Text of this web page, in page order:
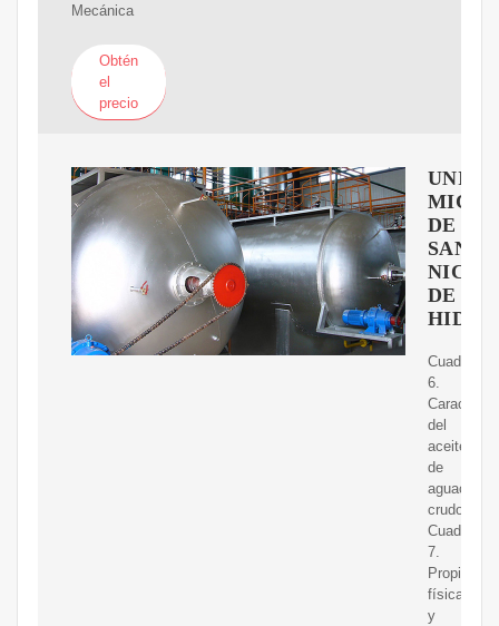
Mecánica
Obtén
el
precio
DE
SAN
DE
Cuadro
6.
del
aceite
de
aguacate
crudo
Cuadro
7.
físicas
y